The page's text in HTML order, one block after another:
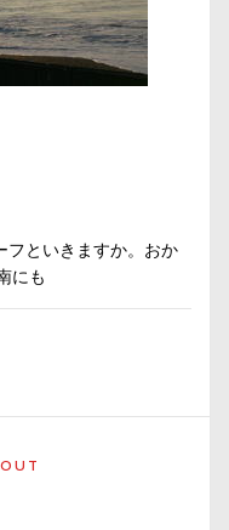
フといきますか。おか
にも